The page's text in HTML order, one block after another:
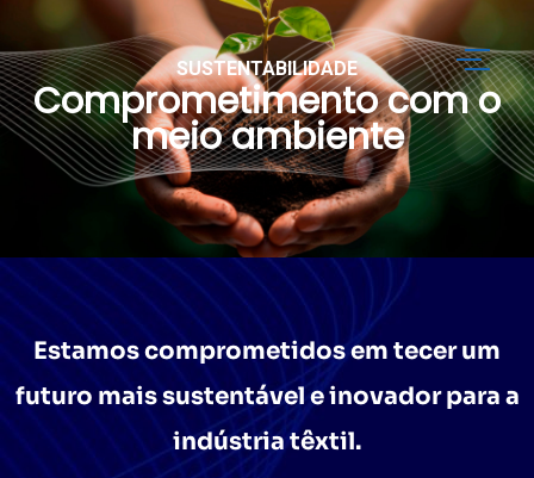
SUSTENTABILIDADE
Comprometimento com o
meio ambiente
Estamos comprometidos em tecer um
futuro mais sustentável e inovador para a
indústria têxtil.